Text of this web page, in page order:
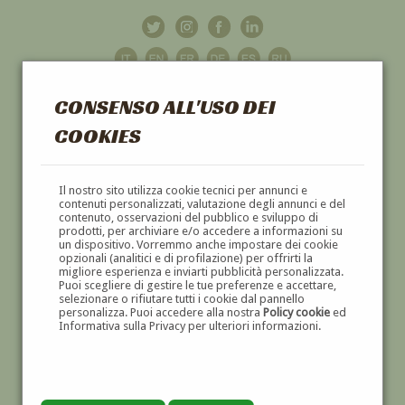
CONSENSO ALL'USO DEI
COOKIES
Il nostro sito utilizza cookie tecnici per annunci e
contenuti personalizzati, valutazione degli annunci e del
contenuto, osservazioni del pubblico e sviluppo di
prodotti, per archiviare e/o accedere a informazioni su
un dispositivo. Vorremmo anche impostare dei cookie
opzionali (analitici e di profilazione) per offrirti la
migliore esperienza e inviarti pubblicità personalizzata.
Puoi scegliere di gestire le tue preferenze e accettare,
selezionare o rifiutare tutti i cookie dal pannello
personalizza. Puoi accedere alla nostra Policy cookieed
Informativa sulla Privacy per ulteriori informazioni.
GALLERIAD'ARTE
DIPINTI E SCULTURE '800 E '900